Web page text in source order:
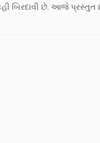
બિરદાવી છે. આજે